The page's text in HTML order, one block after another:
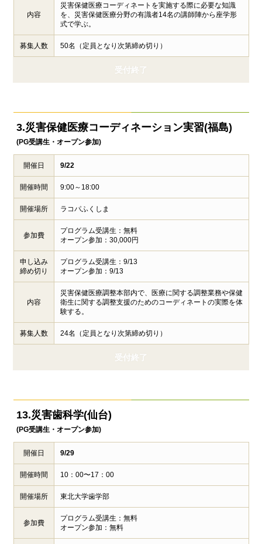
内容
災害保健医療コーディネートを実施する際に必要な知識
を、災害保健医療分野の有識者14名の講師陣から座学形
式で学ぶ。
募集人数 50名（定員となり次第締め切り）
受付終了
3.災害保健医療コーディネーション実習(福島)
(PG受講生・オープン参加)
開催日 9/22
開催時間 9:00～18:00
開催場所 ラコパふくしま
参加費
プログラム受講生：無料
オープン参加：30,000円
申し込み
締め切り
プログラム受講生：9/13
オープン参加：9/13
内容
災害保健医療調整本部内で、医療に関する調整業務や保健
衛生に関する調整支援のためのコーディネートの実際を体
験する。
募集人数 24名（定員となり次第締め切り）
受付終了
13.災害歯科学(仙台)
(PG受講生・オープン参加)
開催日 9/29
開催時間 10：00〜17：00
開催場所 東北大学歯学部
参加費
プログラム受講生：無料
オープン参加：無料